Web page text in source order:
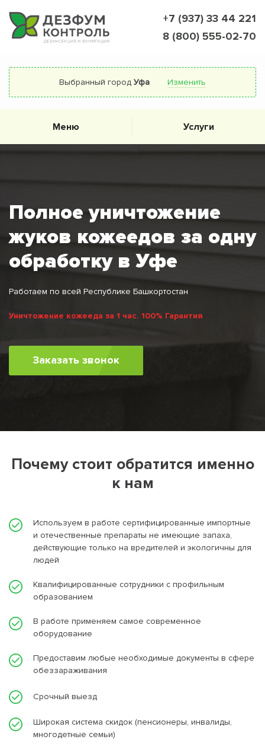
+7 (937) 33 44 221
8 (800) 555-02-70
Выбранный город Уфа Изменить
Меню Услуги
Полное уничтожение
жуков кожеедов за одну
обработку в Уфе
Работаем по всей Республике Башкортостан
Уничтожение кожееда за 1 час. 100% Гарантия
Заказать звонок
Почему стоит обратится именно
к нам
Используем в работе сертифицированные импортные
и отечественные препараты не имеющие запаха,
действующие только на вредителей и экологичны для
людей
Квалифицированные сотрудники с профильным
образованием
В работе применяем самое современное
оборудование
Предоставим любые необходимые документы в сфере
обеззараживания
Срочный выезд
Широкая система скидок (пенсионеры, инвалиды,
многодетные семьи)